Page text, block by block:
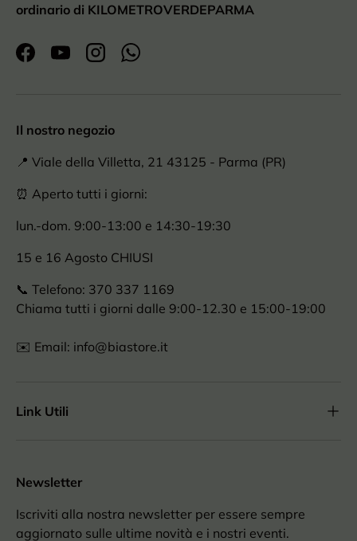
ordinario di KILOMETROVERDEPARMA
FacebookYouTubeInstagramWhatsApp
Il nostro negozio
📍 Viale della Villetta, 21 43125 - Parma (PR)
⏰ Aperto tutti i giorni:
lun.-dom. 9:00-13:00 e 14:30-19:30
15 e 16 Agosto CHIUSI
📞 Telefono: 370 337 1169
Chiama tutti i giorni dalle 9:00-12.30 e 15:00-19:00
✉️ Email: info@biastore.it
Link Utili
Newsletter
Iscriviti alla nostra newsletter per essere sempre
aggiornato sulle ultime novità e i nostri eventi.